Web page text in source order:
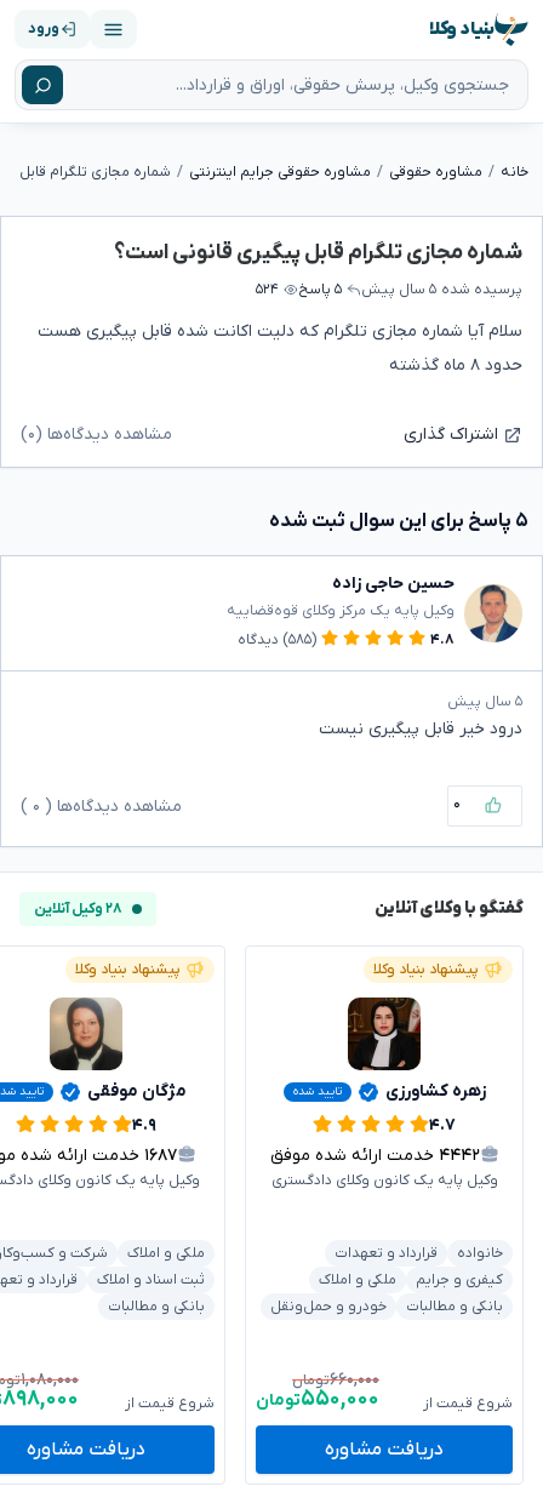
بنیاد وکلا ورود
خانه مشاوره حقوقی مشاوره حقوقی جرایم اینترنتی شماره مجازی تلگرام قابل
شماره مجازی تلگرام قابل پیگیری قانونی است؟
پرسیده شده ۵ سال پیش ۵ پاسخ ۵۲۴
سلام آیا شماره مجازی تلگرام که دلیت اکانت شده قابل پیگیری هست
حدود ۸ ماه گذشته
اشتراک گذاری مشاهده دیدگاه‌ها (۰)
۵ پاسخ برای این سوال ثبت شده
حسین حاجی زاده
وکیل پایه یک مرکز وکلای قوه‌قضاییه
۴.۸
(۵۸۵) دیدگاه
۵ سال پیش
درود خیر قابل پیگیری نیست
۰ مشاهده دیدگاه‌ها ( ۰
گفتگو با وکلای آنلاین ۲۸ وکیل آنلاین
پیشنهاد بنیاد وکلا
زهره کشاورزی تایید شده
۴.۷
۴۴۴۲ خدمت ارائه شده موفق
وکیل پایه یک کانون وکلای دادگستری
خانواده
قرارداد و تعهدات
کیفری و جرایم
ملکی و املاک
بانکی و مطالبات
خودرو و حمل‌ونقل
شروع قیمت از
۶۶۰,۰۰۰تومان
۵۵۰,۰۰۰تومان
دریافت مشاوره
پیشنهاد بنیاد وکلا
مژگان موفقی تایید
۴.۹
۱۶۸۷ خدمت ارائه شده موفق
وکیل پایه یک کانون وکلای
ملکی و املاک
شرکت و
ثبت اسناد و املاک
قرارداد و
بانکی و مطالبات
شروع قیمت از
۱,۰۸۰,۰۰۰
۸۹۸,۰۰۰
دریافت مشاوره